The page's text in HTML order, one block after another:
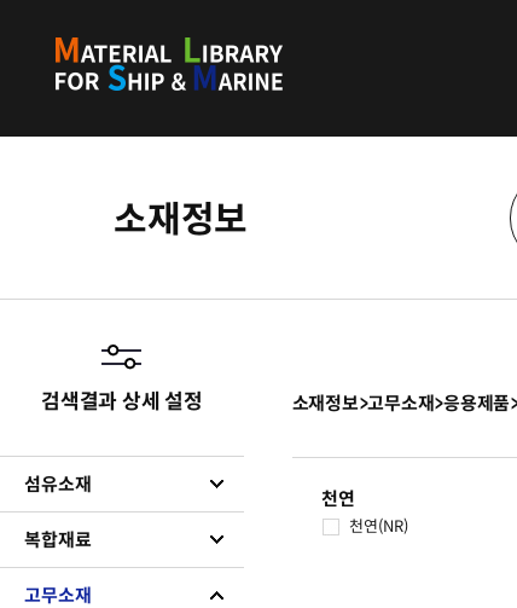
소재정보
검색결과 상세 설정
섬유소재
복합재료
고무소재
소재정보>고무소재>응용제품
천연
천연(NR)